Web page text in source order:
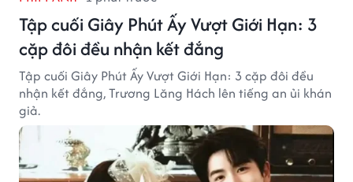
Tập cuối Giây Phút Ấy Vượt Giới Hạn: 3
cặp đôi đều nhận kết đắng
Tập cuối Giây Phút Ấy Vượt Giới Hạn: 3 cặp đôi đều
nhận kết đắng, Trương Lăng Hách lên tiếng an ủi khán
giả.